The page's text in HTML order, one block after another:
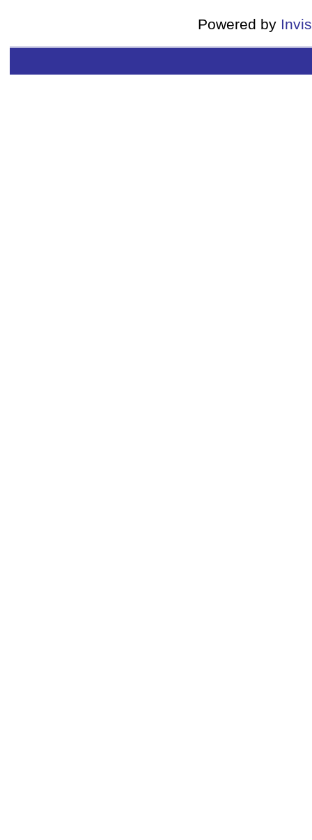
Powered by